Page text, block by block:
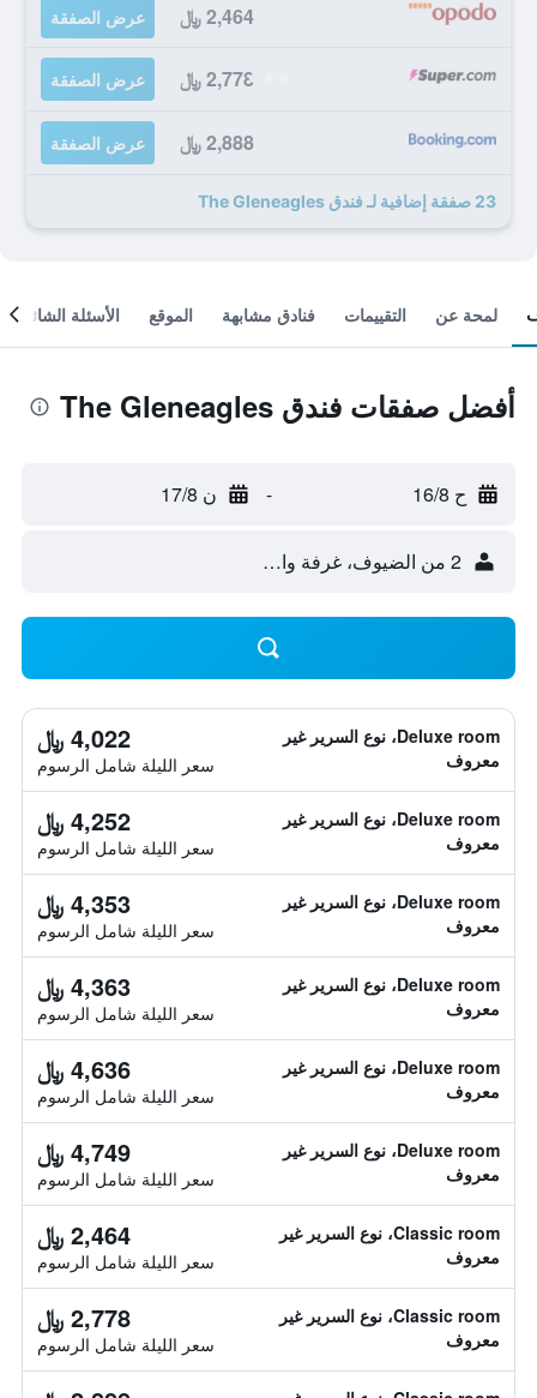
2,464 ﷼ عرض الصفقة
2,778 ﷼ عرض الصفقة
2,888 ﷼ عرض الصفقة
23 صفقة إضافية لـ فندق The Gleneagles
لمحة عن التقييمات فنادق مشابهة الموقع الأسئلة الشائعة
أفضل صفقات فندق The Gleneagles
ح 16/8 - ن 17/8
2 من الضيوف، غرفة واحدة
Deluxe room، نوع السرير غير
معروف
4,022 ﷼
سعر الليلة شامل الرسوم
Deluxe room، نوع السرير غير
معروف
4,252 ﷼
سعر الليلة شامل الرسوم
Deluxe room، نوع السرير غير
معروف
4,353 ﷼
سعر الليلة شامل الرسوم
Deluxe room، نوع السرير غير
معروف
4,363 ﷼
سعر الليلة شامل الرسوم
Deluxe room، نوع السرير غير
معروف
4,636 ﷼
سعر الليلة شامل الرسوم
Deluxe room، نوع السرير غير
معروف
4,749 ﷼
سعر الليلة شامل الرسوم
Classic room، نوع السرير غير
معروف
2,464 ﷼
سعر الليلة شامل الرسوم
Classic room، نوع السرير غير
معروف
2,778 ﷼
سعر الليلة شامل الرسوم